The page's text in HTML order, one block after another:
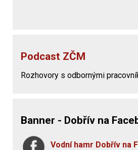
Podcast ZČM
Rozhovory s odbornými
Banner - Dobřív na
Vodní hamr Dobřív na